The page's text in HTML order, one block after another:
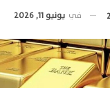
في يونيو 11, 2026